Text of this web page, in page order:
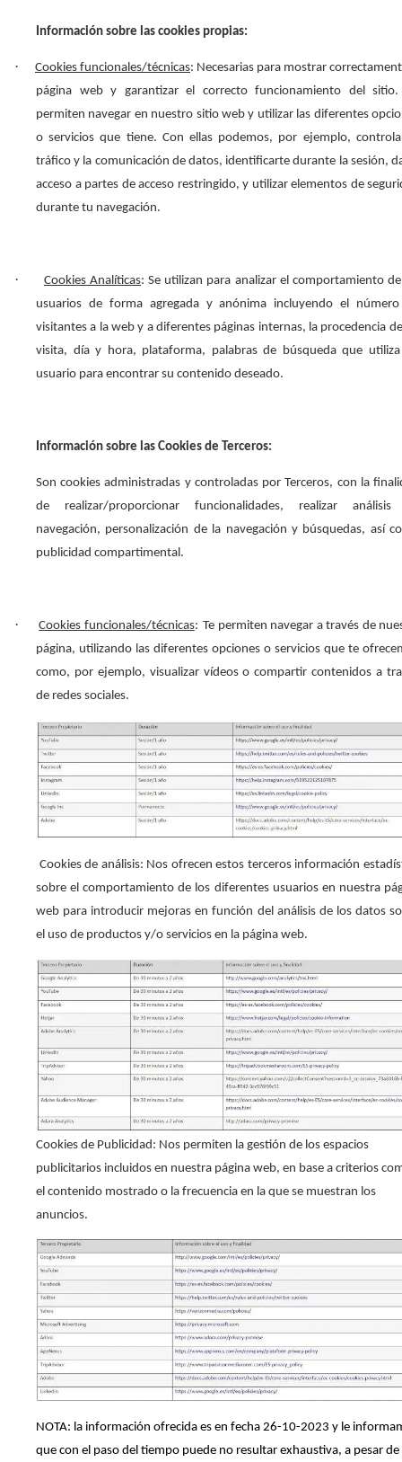
Información sobre las cookies propias:
· Cookies funcionales/técnicas: Necesarias para mostrar
página web y garantizar el correcto funcionamiento del sitio.
permiten navegar en nuestro sitio web y utilizar las diferentes
o servicios que tiene. Con ellas podemos, por ejemplo,
tráfico y la comunicación de datos, identificarte durante la sesión,
acceso a partes de acceso restringido, y utilizar elementos de
durante tu navegación.
· Cookies Analíticas: Se utilizan para analizar el comportamiento
usuarios de forma agregada y anónima incluyendo el
visitantes a la web y a diferentes páginas internas, la procedencia
visita, día y hora, plataforma, palabras de búsqueda que
usuario para encontrar su contenido deseado.
Información sobre las Cookies de Terceros:
Son cookies administradas y controladas por Terceros, con la
de realizar/proporcionar funcionalidades, realizar
navegación, personalización de la navegación y búsquedas, así
publicidad compartimental.
· Cookies funcionales/técnicas: Te permiten navegar a través de
página, utilizando las diferentes opciones o servicios que te
como, por ejemplo, visualizar vídeos o compartir contenidos a
de redes sociales.
Cookies de análisis: Nos ofrecen estos terceros información
sobre el comportamiento de los diferentes usuarios en nuestra
web para introducir mejoras en función del análisis de los datos
el uso de productos y/o servicios en la página web.
Cookies de Publicidad: Nos permiten la gestión de los espacios
publicitarios incluidos en nuestra página web, en base a criterios
el contenido mostrado o la frecuencia en la que se muestran los
anuncios.
NOTA: la información ofrecida es en fecha 26-10-2023 y le
que con el paso del tiempo puede no resultar exhaustiva, a pesar de